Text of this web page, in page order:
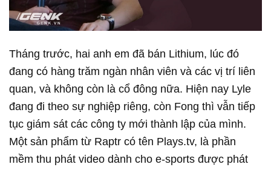
Tháng trước, hai anh em đã bán Lithium, lúc đó
đang có hàng trăm ngàn nhân viên và các vị trí liên
quan, và không còn là cổ đông nữa. Hiện nay Lyle
đang đi theo sự nghiệp riêng, còn Fong thì vẫn tiếp
tục giám sát các công ty mới thành lập của mình.
Một sản phẩm từ Raptr có tên Plays.tv, là phần
mềm thu phát video dành cho e-sports được phát